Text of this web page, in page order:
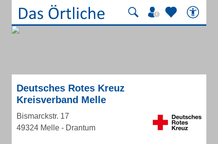
Deutsches Rotes Kreuz
Kreisverband Melle
Bismarckstr. 17
49324 Melle - Drantum